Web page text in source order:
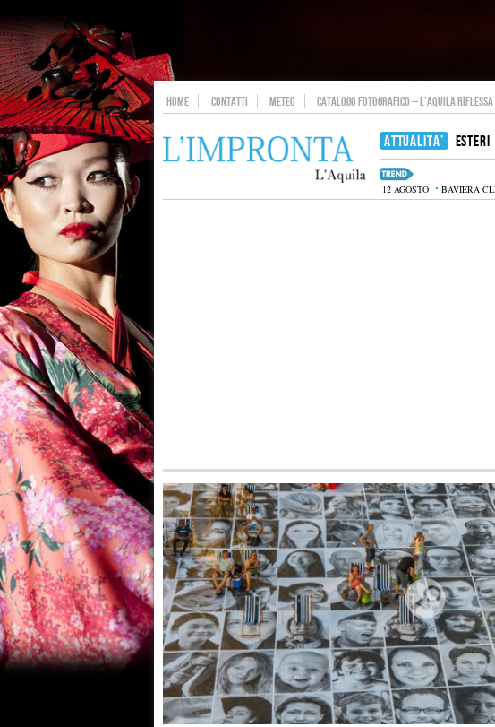
HOME CONTATTI METEO CATALOGO FOTOGRAFICO – L’AQUILA RIFLESSA
ATTUALITA’ ESTERI
12 AGOSTO BAVIERA